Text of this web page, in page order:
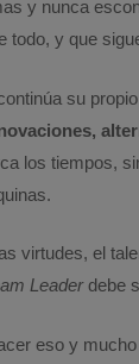
y nunca
todo, y que
su
los tiempos,
virtudes, el
Leaderdebe
eso y